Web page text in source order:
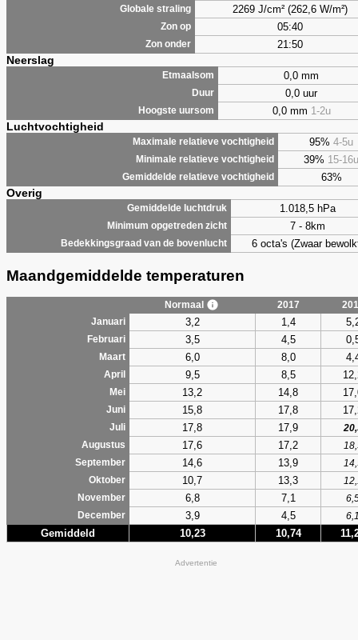
Globale straling 2269 J/cm² (262,6 W/m²)
Zon op 05:40
Zon onder 21:50
Neerslag
Etmaalsom 0,0 mm
Duur 0,0 uur
Hoogste uursom 0,0 mm 1-2u
Luchtvochtigheid
Maximale relatieve vochtigheid 95% 4-5u
Minimale relatieve vochtigheid 39% 15-16u
Gemiddelde relatieve vochtigheid 63%
Overig
Gemiddelde luchtdruk 1.018,5 hPa
Minimum opgetreden zicht 7 - 8km
Bedekkingsgraad van de bovenlucht 6 octa's (Zwaar
Maandgemiddelde temperaturen
Normaal 2017
Januari
3,2 1,4
Februari 3,5 4,5
Maart 6,0 8,0
April 9,5 8,5
Mei 13,2 14,8
Juni 15,8 17,8
Juli 17,8 17,9
Augustus
17,6 17,2
September
14,6 13,9
Oktober
10,7 13,3
November
6,8 7,1
December
3,9 4,5
Gemiddeld 10,23 10,74
Advertentie